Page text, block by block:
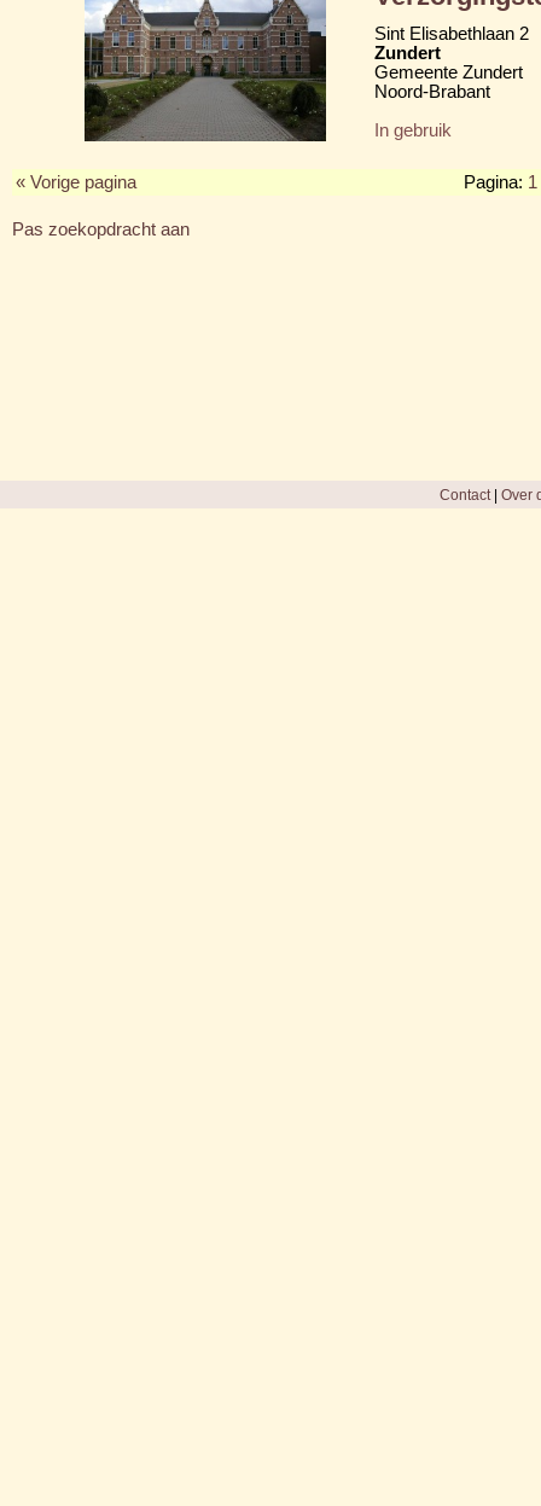
Sint Elisabethlaan 2
Zundert
Gemeente Zundert
Noord-Brabant
In gebruik
« Vorige pagina Pagina: 1
Pas zoekopdracht aan
Contact| Over